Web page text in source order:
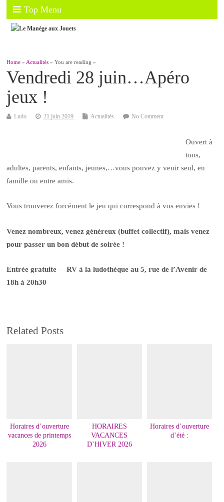
Top Menu
Home »Actualités » You are reading »
Vendredi 28 juin…Apéro
jeux !
Ludo 21 juin 2019 Actualités No Comment
Ouvert à
tous,
adultes, parents, enfants, jeunes,…vous pouvez y venir seul, en
famille ou entre amis.
Vous trouverez forcément le jeu qui correspond à vos envies !
Venez nombreux, venez généreux (buffet collectif), mais venez
pour passer un bon début de soirée !
Entrée gratuite – RV à la ludothèque au 5, rue de l’Avenir de
18h à 20h30
Related Posts
Horaires d’ouverture
vacances de printemps
2026
HORAIRES
VACANCES
D’HIVER 2026
Horaires d’ouverture
d’été :